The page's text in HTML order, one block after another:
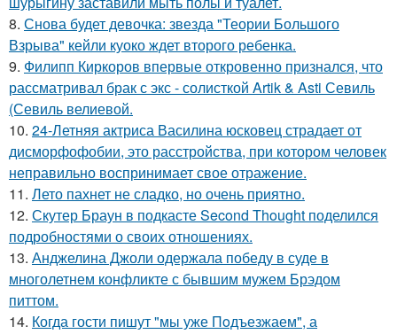
8. Снова будет девочка: звезда "Теории Большого
Взрыва" кейли куоко ждет второго ребенка.
9. Филипп Киркоров впервые откровенно признался, что
рассматривал брак с экс - солисткой Artik & Asti Севиль
(Севиль велиевой.
10. 24-Летняя актриса Василина юсковец страдает от
дисморфофобии, это расстройства, при котором человек
неправильно воспринимает свое отражение.
11. Лето пахнет не сладко, но очень приятно.
12. Скутер Браун в подкасте Second Thought поделился
подробностями о своих отношениях.
13. Анджелина Джоли одержала победу в суде в
многолетнем конфликте с бывшим мужем Брэдом
питтом.
14. Когда гости пишут "мы уже Пoдъезжаем", а